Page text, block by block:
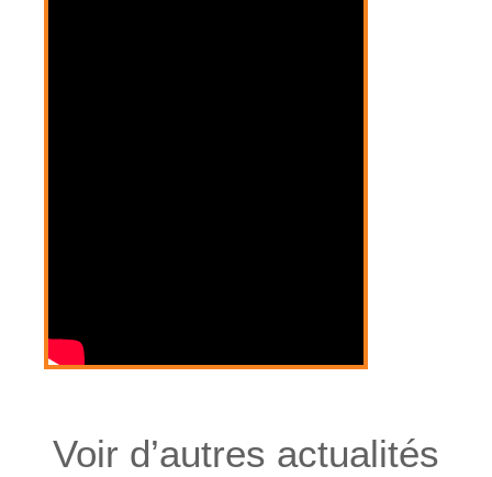
Voir d’autres actualités